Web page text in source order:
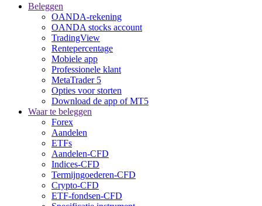
Beleggen
OANDA-rekening
OANDA stocks account
TradingView
Rentepercentage
Mobiele app
Professionele klant
MetaTrader 5
Opties voor storten
Download de app of MT5
Waar te beleggen
Forex
Aandelen
ETFs
Aandelen-CFD
Indices-CFD
Termijngoederen-CFD
Crypto-CFD
ETF-fondsen-CFD